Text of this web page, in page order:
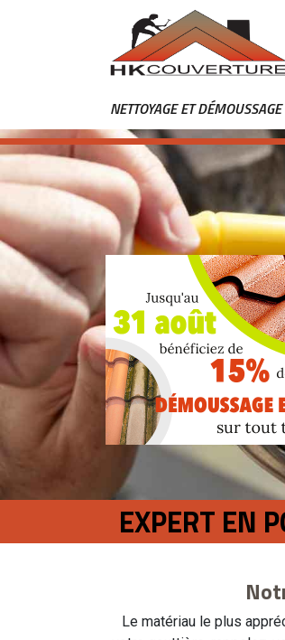
NETTOYAGE ET
EXPERT EN
Le matériau le plus